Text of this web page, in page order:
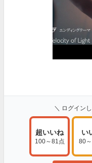
＼ ログイン
超いいね
100～81点
い
80